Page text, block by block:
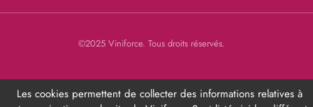
©2025 Viniforce. Tous droits réservés.
Les cookies permettent de collecter des informations relatives à